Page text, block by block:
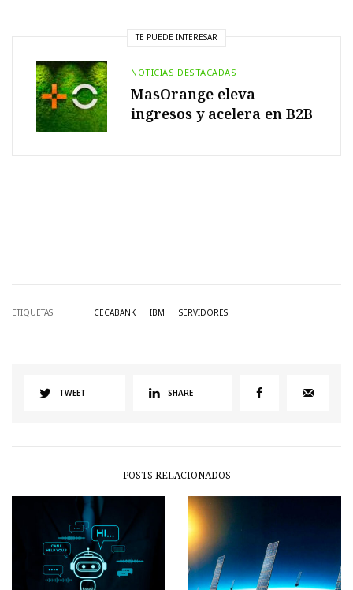
TE PUEDE INTERESAR
NOTICIAS DESTACADAS
MasOrange eleva
ingresos y acelera en B2B
ETIQUETAS CECABANK IBM SERVIDORES
TWEET SHARE
POSTS RELACIONADOS